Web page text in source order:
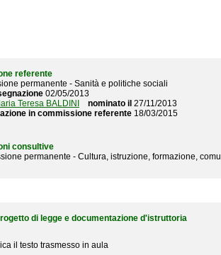
referente
permanente - Sanità e politiche sociali
02/05/2013
Teresa BALDINI nominato il 27/11/2013
in commissione referente 18/03/2015
consultive
permanente - Cultura, istruzione, formazione,
di legge e documentazione d'istruttoria
il testo trasmesso in aula